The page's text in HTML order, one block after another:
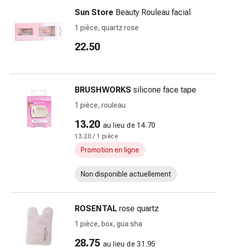
Hygiène
des
oreilles
auriculaires
Gouttes
yeux
Inflammation
oculaire
ophtalmiques
oculaire
Cœur,
circulation
et
vaisseaux
Sun Store Beauty Rouleau facial
1 pièce, quartz rose
22.50
BRUSHWORKS silicone face tape
1 pièce, rouleau
13.20 au lieu de 14.70
13.20 / 1 pièce
Promotion en ligne
Non disponible actuellement
ROSENTAL rose quartz
1 pièce, box, gua sha
28.75 au lieu de 31.95